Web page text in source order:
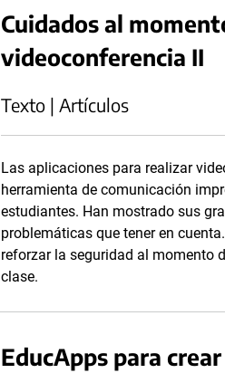
Cuidados al
videoconferencia II
Texto | Artículos
Las aplicaciones para realizar
herramienta de comunicación
estudiantes. Han mostrado sus
problemáticas que tener en
reforzar la seguridad al momento
clase.
EducApps para